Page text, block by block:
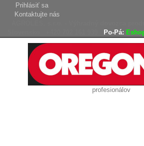
Prihlásiť sa
Kontaktujte nás
Po-Pá:
profesionálov